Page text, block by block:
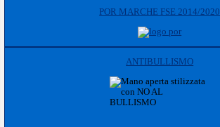
POR MARCHE FSE 2014/2020
ANTIBULLISMO